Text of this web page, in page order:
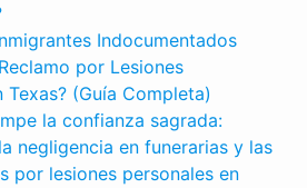
Indocumentados
por Lesiones
Texas? (Guía Completa)
la confianza sagrada:
negligencia en funerarias y las
por lesiones personales en